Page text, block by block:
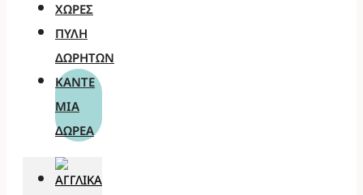
ΧΏΡΕΣ
ΠΎΛΗ
ΔΩΡΗΤΏΝ
ΚΆΝΤΕ
ΜΊΑ
ΔΩΡΕΆ